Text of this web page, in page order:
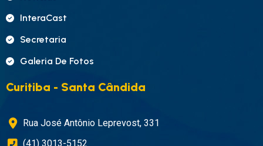
InteraCast
Secretaria
Galeria De Fotos
Curitiba - Santa Cândida
Rua José Antônio Leprevost, 331
(41) 3013-5152